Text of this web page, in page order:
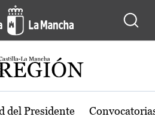
del Presidente